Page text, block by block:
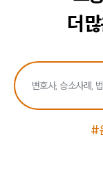
더
#